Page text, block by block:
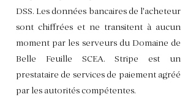
DSS. Les données bancaires de l'acheteur
sont chiffrées et ne transitent à aucun
moment par les serveurs du Domaine de
Belle Feuille SCEA. Stripe est un
prestataire de services de paiement agréé
par les autorités compétentes.